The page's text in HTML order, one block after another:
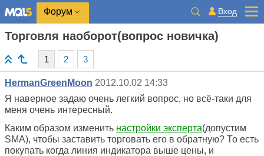
Форум Вход
Торговля наоборот(вопрос новичка)
1 2 3
HermanGreenMoon 2012.10.02 14:33
Я наверное задаю очень легкий вопрос, но всё-таки для
меня очень интересный.
Каким образом изменить настройки эксперта(допустим
SMA), чтобы заставить торговать его в обратную? То есть
покупать когда линия индикатора выше цены, и